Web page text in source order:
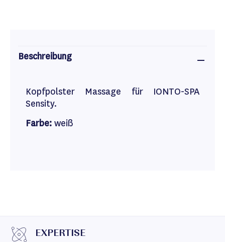
Beschreibung
Kopfpolster Massage für IONTO-SPA
Sensity.
Farbe: weiß
EXPERTISE